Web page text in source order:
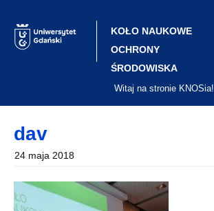
content
KOŁO NAUKOWE
OCHRONY
ŚRODOWISKA
Witaj na stronie KNOSia!
dav
24 maja 2018